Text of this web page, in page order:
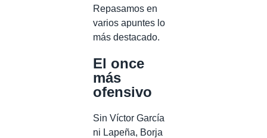
Repasamos en
varios apuntes lo
más destacado.
El once
más
ofensivo
Sin Víctor García
ni Lapeña, Borja